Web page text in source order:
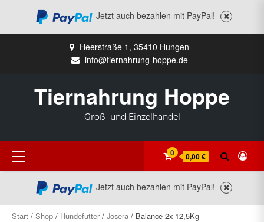
Jetzt auch bezahlen mit PayPal!
Heerstraße 1, 35410 Hungen
info@tiernahrung-hoppe.de
Tiernahrung Hoppe
Groß- und Einzelhandel
Primäres
Menü
0 0,00 €
Jetzt auch bezahlen mit PayPal!
Start / Shop / Hundefutter / Josera / Balance 2x 12,5Kg